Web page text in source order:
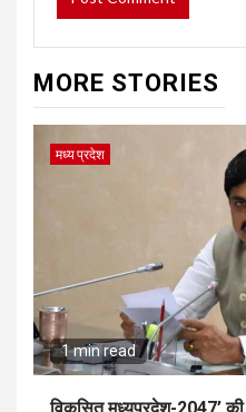
MORE STORIES
मध्य प्रदेश
1 min read